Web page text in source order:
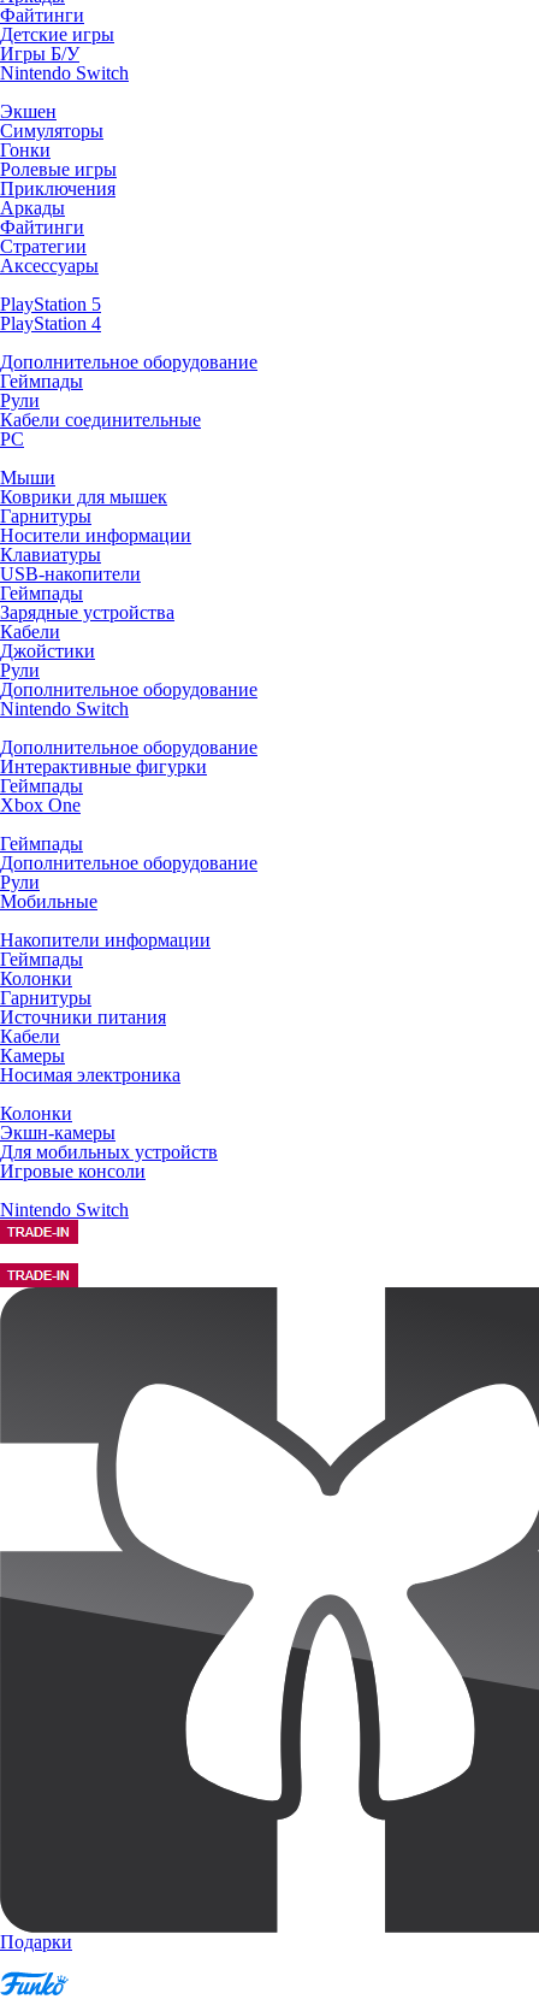
Файтинги
Детские игры
Игры Б/У
Nintendo Switch
Экшен
Симуляторы
Гонки
Ролевые игры
Приключения
Аркады
Файтинги
Стратегии
Аксессуары
PlayStation 5
PlayStation 4
Дополнительное оборудование
Геймпады
Рули
Кабели соединительные
PC
Мыши
Коврики для мышек
Гарнитуры
Носители информации
Клавиатуры
USB-накопители
Геймпады
Зарядные устройства
Кабели
Джойстики
Рули
Дополнительное оборудование
Nintendo Switch
Дополнительное оборудование
Интерактивные фигурки
Геймпады
Xbox One
Геймпады
Дополнительное оборудование
Рули
Мобильные
Накопители информации
Геймпады
Колонки
Гарнитуры
Источники питания
Кабели
Камеры
Носимая электроника
Колонки
Экшн-камеры
Для мобильных устройств
Игровые консоли
Nintendo Switch
Подарки